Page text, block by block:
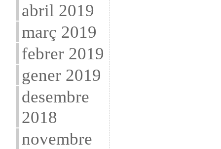
abril 2019
març 2019
febrer 2019
gener 2019
desembre
2018
novembre